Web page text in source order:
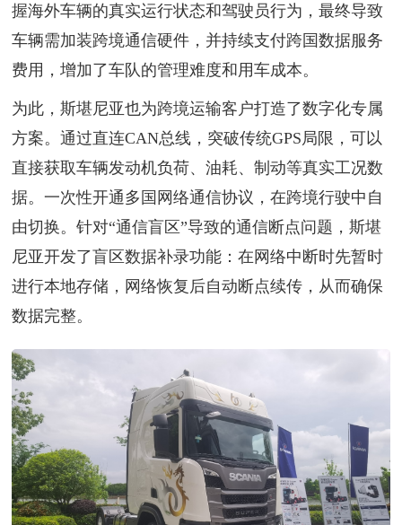
握海外车辆的真实运行状态和驾驶员行为，最终导致
车辆需加装跨境通信硬件，并持续支付跨国数据服务
费用，增加了车队的管理难度和用车成本。
为此，斯堪尼亚也为跨境运输客户打造了数字化专属
方案。通过直连CAN总线，突破传统GPS局限，可以
直接获取车辆发动机负荷、油耗、制动等真实工况数
据。一次性开通多国网络通信协议，在跨境行驶中自
由切换。针对“通信盲区”导致的通信断点问题，斯堪
尼亚开发了盲区数据补录功能：在网络中断时先暂时
进行本地存储，网络恢复后自动断点续传，从而确保
数据完整。